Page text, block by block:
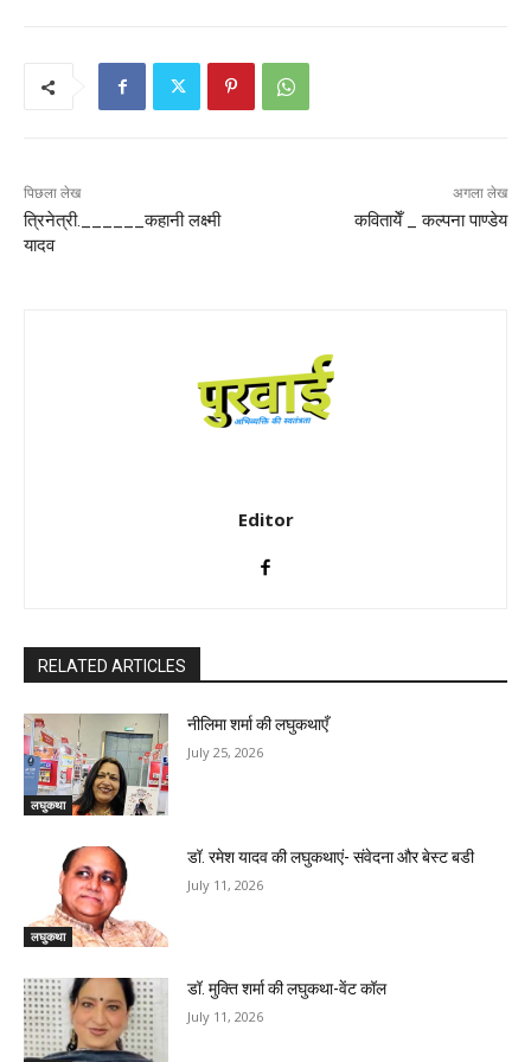
पिछला लेख
त्रिनेत्री.______कहानी लक्ष्मी
यादव
अगला लेख
कवितायेँ _ कल्पना पाण्डेय
Editor
RELATED ARTICLES
लघुकथा
नीलिमा शर्मा की लघुकथाएँ
July 25, 2026
लघुकथा
डॉ. रमेश यादव की लघुकथाएं- संवेदना और बेस्ट बडी
July 11, 2026
डॉ. मुक्ति शर्मा की लघुकथा-वेंट कॉल
July 11, 2026